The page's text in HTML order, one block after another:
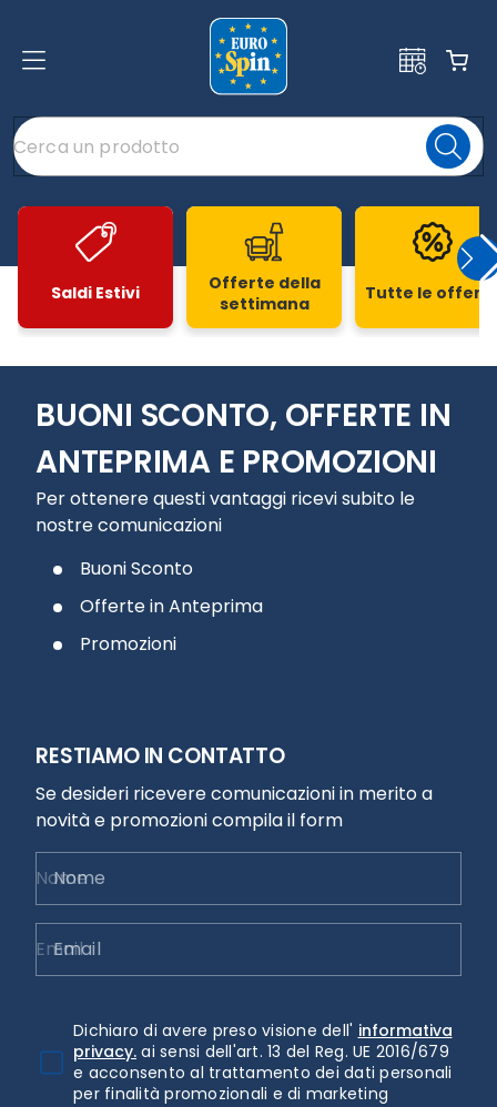
Saldi Estivi
Offerte della
settimana
Tutte le
BUONI SCONTO, OFFERTE IN
ANTEPRIMA E PROMOZIONI
Per ottenere questi vantaggi ricevi subito le
nostre comunicazioni
Buoni Sconto
Offerte in Anteprima
Promozioni
RESTIAMO IN CONTATTO
Se desideri ricevere comunicazioni in merito a
novità e promozioni compila il form
Nome
Email
Dichiaro di avere preso visione dell' informativa
privacy. ai sensi dell'art. 13 del Reg. UE 2016/679
e acconsento al trattamento dei dati personali
per finalità promozionali e di marketing